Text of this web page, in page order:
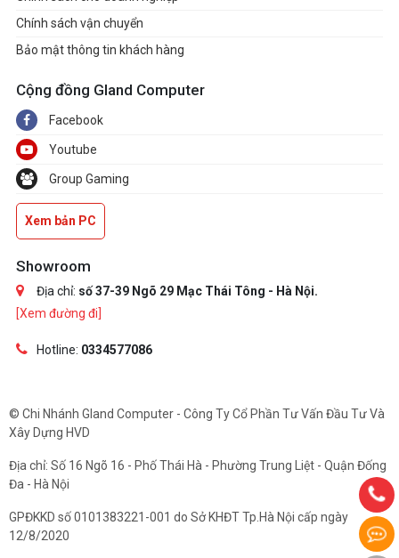
Chính sách vận chuyển
Bảo mật thông tin khách hàng
Cộng đồng Gland Computer
Facebook
Youtube
Group Gaming
Xem bản PC
Showroom
Địa chỉ: số 37-39 Ngõ 29 Mạc Thái Tông - Hà Nội.
[Xem đường đi]
Hotline: 0334577086
© Chi Nhánh Gland Computer - Công Ty Cổ Phần Tư Vấn Đầu Tư Và
Xây Dựng HVD
Địa chỉ: Số 16 Ngõ 16 - Phố Thái Hà - Phường Trung Liệt - Quận Đống
Đa - Hà Nội
GPĐKKD số 0101383221-001 do Sở KHĐT Tp.Hà Nội cấp ngày
12/8/2020